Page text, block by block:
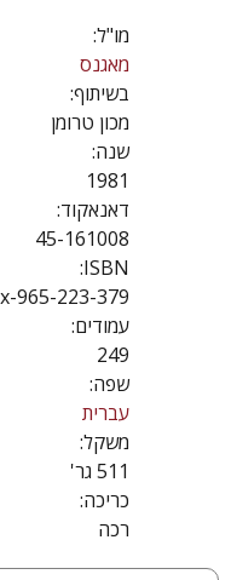
מו"ל:
מאגנס
בשיתוף:
מכון טרומן
שנה:
1981
דאנאקוד:
45-161008
ISBN:
965-223-379-x
עמודים:
249
שפה:
עברית
משקל:
511 גר'
כריכה:
רכה